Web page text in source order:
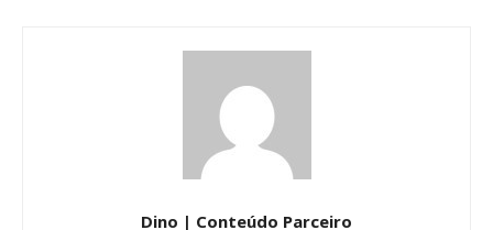
Dino | Conteúdo Parceiro